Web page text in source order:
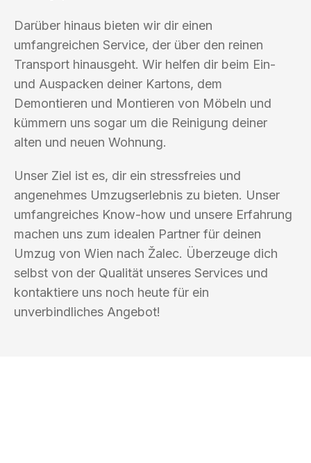
Darüber hinaus bieten wir dir einen
umfangreichen Service, der über den reinen
Transport hinausgeht. Wir helfen dir beim Ein-
und Auspacken deiner Kartons, dem
Demontieren und Montieren von Möbeln und
kümmern uns sogar um die Reinigung deiner
alten und neuen Wohnung.
Unser Ziel ist es, dir ein stressfreies und
angenehmes Umzugserlebnis zu bieten. Unser
umfangreiches Know-how und unsere Erfahrung
machen uns zum idealen Partner für deinen
Umzug von Wien nach Žalec. Überzeuge dich
selbst von der Qualität unseres Services und
kontaktiere uns noch heute für ein
unverbindliches Angebot!